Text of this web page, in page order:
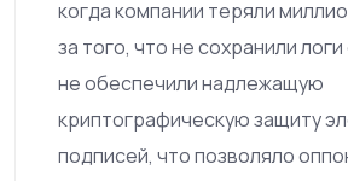
когда компании теряли
за того, что не сохранили
не обеспечили надлежащую
криптографическую защиту
подписей, что позволяло